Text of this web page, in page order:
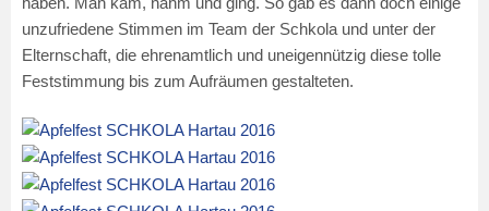
unzufriedene Stimmen im Team der Schkola und unter der
Elternschaft, die ehrenamtlich und uneigennützig diese tolle
Feststimmung bis zum Aufräumen gestalteten.